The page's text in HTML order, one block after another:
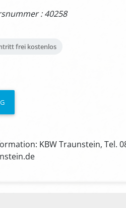
: 40258
frei kostenlos
KBW Traunstein, Tel.